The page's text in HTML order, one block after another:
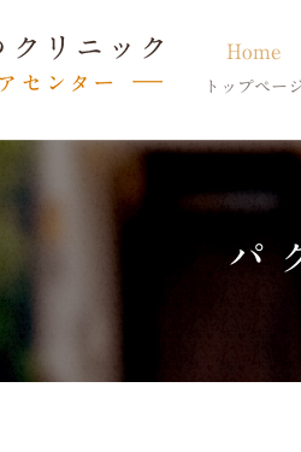
Home
トップペー
当院
獣医
パ